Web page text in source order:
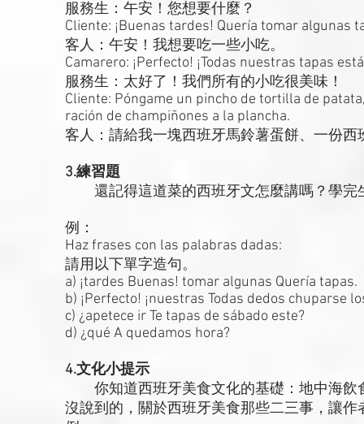
服務生：午安！您想要什麼？
Cliente: ¡Buenas tardes! Quería tomar algunas
客人：午安！我想要吃一些小吃。
Camarero: ¡Perfecto! ¡Todas nuestras tapas
服務生：太好了！我們所有的小吃很美味！
Cliente: Póngame un pincho de tortilla de
ración de champiñones a la plancha.
客人：請給我一塊西班牙馬鈴薯蛋餅、一份
3.練習題
還記得這道菜的西班牙文怎麼講嗎？學完
例：
Haz frases con las palabras dadas:
請用以下單字造句。
a) ¡tardes Buenas! tomar algunas Quería tapas.
b) ¡Perfecto! ¡nuestras Todas dedos chuparse
c) ¿apetece ir Te tapas de sábado este?
d) ¿qué A quedamos hora?
4.文化小提示
你知道西班牙美食文化的基礎：地中海飲
沒說到的，關於西班牙美食那些二三事，讓作